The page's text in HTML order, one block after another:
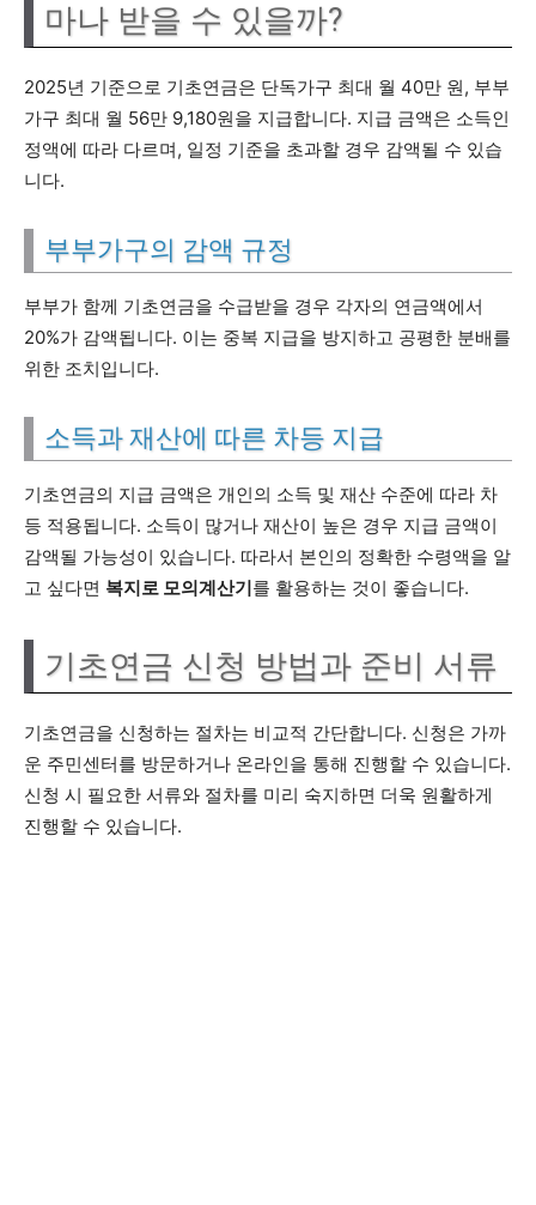
마나 받을 수 있을까?
2025년 기준으로 기초연금은 단독가구 최대 월 40만 원, 부부
가구 최대 월 56만 9,180원을 지급합니다. 지급 금액은 소득인
정액에 따라 다르며, 일정 기준을 초과할 경우 감액될 수 있습
니다.
부부가구의 감액 규정
부부가 함께 기초연금을 수급받을 경우 각자의 연금액에서
20%가 감액됩니다. 이는 중복 지급을 방지하고 공평한 분배를
위한 조치입니다.
소득과 재산에 따른 차등 지급
기초연금의 지급 금액은 개인의 소득 및 재산 수준에 따라 차
등 적용됩니다. 소득이 많거나 재산이 높은 경우 지급 금액이
감액될 가능성이 있습니다. 따라서 본인의 정확한 수령액을 알
고 싶다면 복지로 모의계산기를 활용하는 것이 좋습니다.
기초연금 신청 방법과 준비 서류
기초연금을 신청하는 절차는 비교적 간단합니다. 신청은 가까
운 주민센터를 방문하거나 온라인을 통해 진행할 수 있습니다.
신청 시 필요한 서류와 절차를 미리 숙지하면 더욱 원활하게
진행할 수 있습니다.